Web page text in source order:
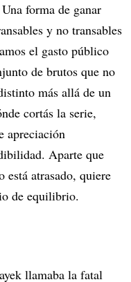
forma de ganar
y no transables
el gasto público
de brutos que no
más allá de un
cortás la serie,
apreciación
Aparte que
está atrasado, quiere
de equilibrio.
llamaba la fatal